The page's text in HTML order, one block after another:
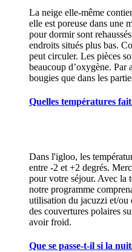
La neige elle-même
elle est poreuse dans une
pour dormir sont
endroits situés plus bas.
peut circuler. Les pièces
beaucoup d’oxygène. Par
bougies que dans les
Quelles températures
Dans l'igloo, les
entre -2 et +2 degrés.
pour votre séjour. Avec la
notre programme
utilisation du jacuzzi et/ou
des couvertures polaires
avoir froid.
Que se passe-t-il si la